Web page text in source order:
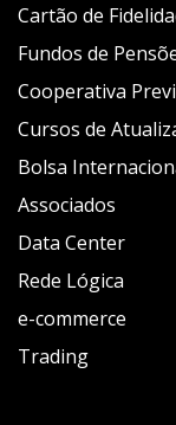
Cartão de
Fundos de
Cooperativa
Cursos de
Bolsa
Associados
Data Center
Rede Lógica
e-commerce
Trading